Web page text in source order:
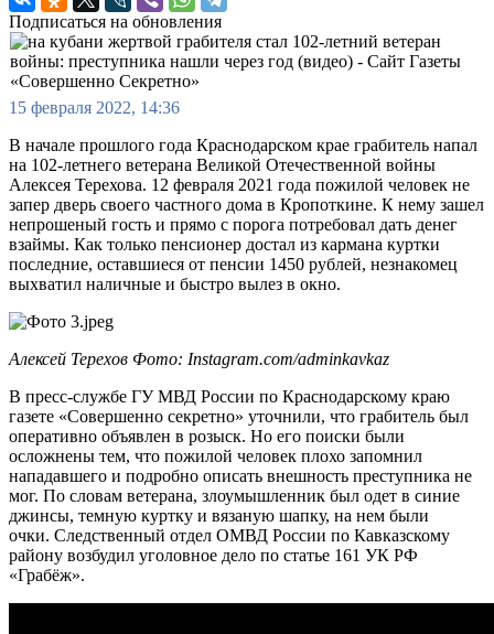
Подписаться на обновления
15 февраля 2022, 14:36
В начале прошлого года Краснодарском крае грабитель напал
на 102-летнего ветерана Великой Отечественной войны
Алексея Терехова. 12 февраля 2021 года пожилой человек не
запер дверь своего частного дома в Кропоткине. К нему зашел
непрошеный гость и прямо с порога потребовал дать денег
взаймы. Как только пенсионер достал из кармана куртки
последние, оставшиеся от пенсии 1450 рублей, незнакомец
выхватил наличные и быстро вылез в окно.
Алексей Терехов Фото: Instagram.com/adminkavkaz
В пресс-службе ГУ МВД России по Краснодарскому краю
газете «Совершенно секретно» уточнили, что грабитель был
оперативно объявлен в розыск. Но его поиски были
осложнены тем, что пожилой человек плохо запомнил
нападавшего и подробно описать внешность преступника не
мог. По словам ветерана, злоумышленник был одет в синие
джинсы, темную куртку и вязаную шапку, на нем были
очки. Следственный отдел ОМВД России по Кавказскому
району возбудил уголовное дело по статье 161 УК РФ
«Грабёж».